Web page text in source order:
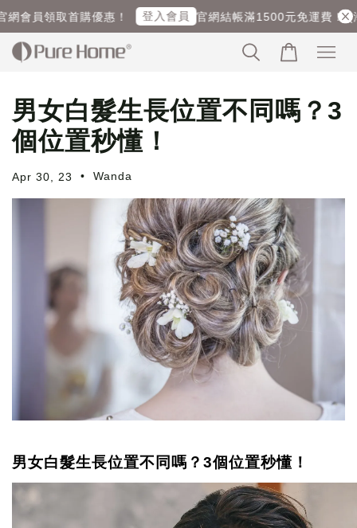
會員領取首購優惠！ 登入會員 官網結帳滿1500元免運費！ (
男女白髮生長位置不同嗎？3
個位置秒懂！
Apr 30, 23 • Wanda
男女白髮生長位置不同嗎？3個位置秒懂！